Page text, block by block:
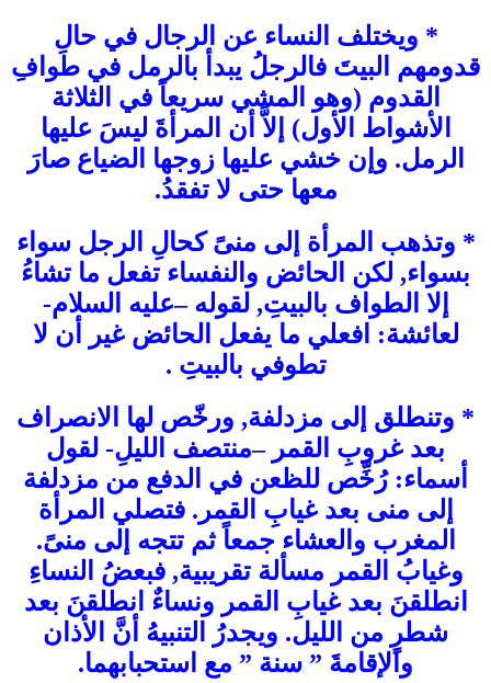
* ويختلف النساء عن الرجال في حالِ
قدومهم البيتَ فالرجلُ يبدأ بالرمل في طوافِ
القدوم (وهو المشي سريعاً في الثلاثة
الأشواط الأول) إلاَّ أن المرأةَ ليسَ عليها
الرمل. وإن خشي عليها زوجها الضياع صارَ
معها حتى لا تفقدُ.
* وتذهب المرأة إلى منىً كحالِ الرجل سواء
بسواء, لكن الحائض والنفساء تفعل ما تشاءُ
إلا الطواف بالبيتِ, لقوله –عليه السلام-
لعائشة: افعلي ما يفعل الحائض غير أن لا
تطوفي بالبيتِ .
* وتنطلق إلى مزدلفة, ورخّص لها الانصراف
بعد غروبِ القمر –منتصف الليلِ- لقول
أسماء: رُخِّص للظعن في الدفع من مزدلفة
إلى منى بعد غيابِ القمر. فتصلي المرأة
المغرب والعشاء جمعاً ثم تتجه إلى منىً.
وغيابُ القمر مسألة تقريبية, فبعضُ النساءِ
انطلقنَ بعد غيابِ القمر ونساءٌ انطلقنَ بعد
شطرٍ من الليل. ويجدرُ التنبيهُ أنَّ الأذان
والإقامةَ ” سنة ” مع استحبابهما.